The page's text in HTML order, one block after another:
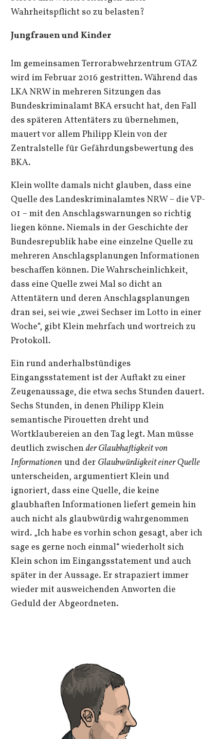
Wahrheitspflicht so zu belasten?
Jungfrauen und Kinder
Im gemeinsamen Terrorabwehrzentrum GTAZ
wird im Februar 2016 gestritten. Während das
LKA NRW in mehreren Sitzungen das
Bundeskriminalamt BKA ersucht hat, den Fall
des späteren Attentäters zu übernehmen,
mauert vor allem Philipp Klein von der
Zentralstelle für Gefährdungsbewertung des
BKA.
Klein wollte damals nicht glauben, dass eine
Quelle des Landeskriminalamtes NRW – die VP-
01 – mit den Anschlagswarnungen so richtig
liegen könne. Niemals in der Geschichte der
Bundesrepublik habe eine einzelne Quelle zu
mehreren Anschlagsplanungen Informationen
beschaffen können. Die Wahrscheinlichkeit,
dass eine Quelle zwei Mal so dicht an
Attentätern und deren Anschlagsplanungen
dran sei, sei wie „zwei Sechser im Lotto in einer
Woche“, gibt Klein mehrfach und wortreich zu
Protokoll.
Ein rund anderhalbstündiges
Eingangsstatement ist der Auftakt zu einer
Zeugenaussage, die etwa sechs Stunden dauert.
Sechs Stunden, in denen Philipp Klein
semantische Pirouetten dreht und
Wortklaubereien an den Tag legt. Man müsse
deutlich zwischenderGlaubhaftigkeit von
Informationenund der Glaubwürdigkeit einer Quelle
unterscheiden, argumentiert Klein und
ignoriert, dass eine Quelle, die keine
glaubhaften Informationen liefert gemein hin
auch nicht als glaubwürdig wahrgenommen
wird. „Ich habe es vorhin schon gesagt, aber ich
sage es gerne noch einmal“ wiederholt sich
Klein schon im Eingangsstatement und auch
später in der Aussage. Er strapaziert immer
wieder mit ausweichenden Anworten die
Geduld der Abgeordneten.